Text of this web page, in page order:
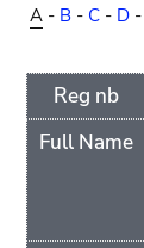
A- B- C- D-
Reg nb
Full Name